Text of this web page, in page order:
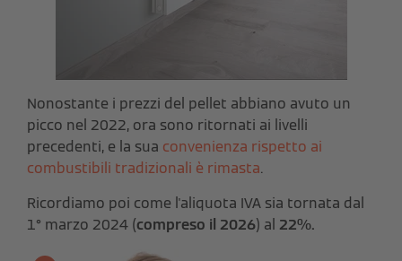
Nonostante i prezzi del pellet abbiano avuto un
picco nel 2022, ora sono ritornati ai livelli
precedenti, e la sua convenienza rispetto ai
combustibili tradizionali è rimasta.
Ricordiamo poi come l'aliquota IVA sia tornata dal
1° marzo 2024 (compreso il 2026) al 22%.